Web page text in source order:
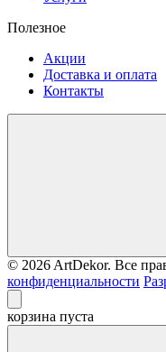
Полезное
Акции
Доставка и оплата
Контакты
© 2026 ArtDekor. Все
конфиденциальности
корзина пуста